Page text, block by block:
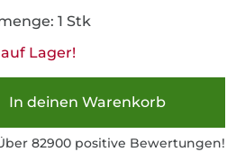
1 Stk
Lager!
In deinen Warenkorb
82900 positive Bewertungen!